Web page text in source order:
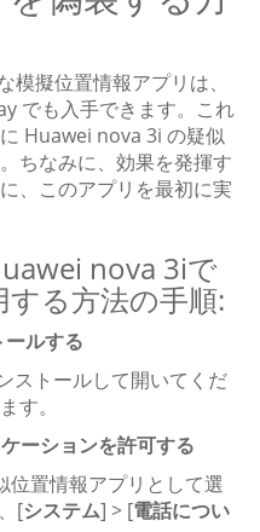
擬位置情報アプリは、
でも入手できます。これ
Huawei nova 3i の疑似
ちなみに、効果を発揮す
、このアプリを最初に実
nova 3iで
る方法の手順:
ルする
ストールして開いてくだ
す。
ーションを許可する
位置情報アプリとして選
[システム] > [電話につい